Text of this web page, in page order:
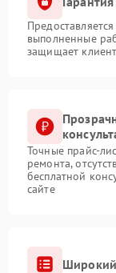
выполненные
защищает
Точные прайс-
ремонта,
бесплатной
сайте
Широкий